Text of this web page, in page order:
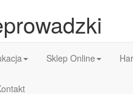
Sklep Online